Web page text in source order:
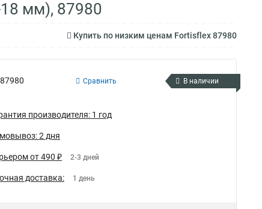
мм), 87980
Купить по низким ценам Fortisflex 87980
87980 Сравнить В наличии
производителя: 1 год
2 дня
от 490 ₽ 2-3 дней
доставка: 1 день